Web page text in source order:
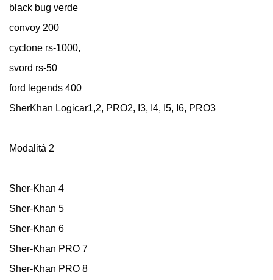
black bug verde
convoy 200
cyclone rs-1000,
svord rs-50
ford legends 400
SherKhan Logicar1,2, PRO2, I3, I4, I5, I6, PRO3
Modalità 2
Sher-Khan 4
Sher-Khan 5
Sher-Khan 6
Sher-Khan PRO 7
Sher-Khan PRO 8